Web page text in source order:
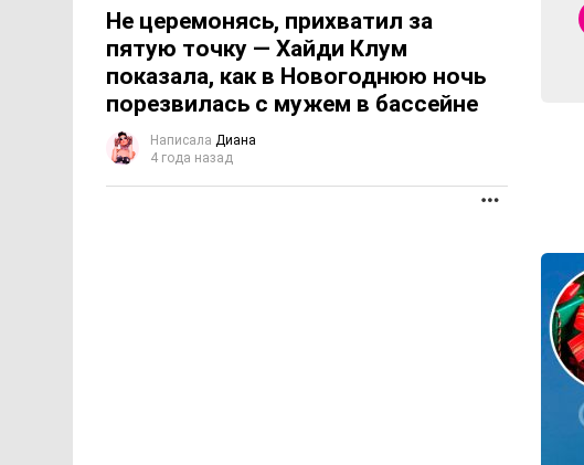
Не церемонясь, прихватил за
пятую точку — Хайди Клум
показала, как в Новогоднюю ночь
порезвилась с мужем в бассейне
Написала Диана
4 года назад